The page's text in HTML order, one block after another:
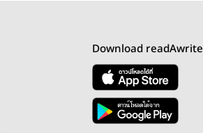
Download readAwrite